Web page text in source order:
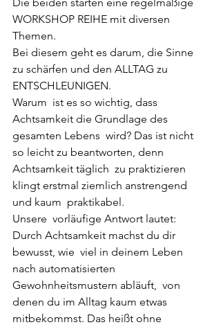
WORKSHOP REIHE mit diversen
Themen.
Bei diesem geht es darum, die Sinne
zu schärfen und den ALLTAG zu
ENTSCHLEUNIGEN.
Warum  ist es so wichtig, dass
Achtsamkeit die Grundlage des
gesamten Lebens  wird? Das ist nicht
so leicht zu beantworten, denn
Achtsamkeit täglich  zu praktizieren
klingt erstmal ziemlich anstrengend
und kaum  praktikabel.
Unsere  vorläufige Antwort lautet:
Durch Achtsamkeit machst du dir
bewusst, wie  viel in deinem Leben
nach automatisierten
Gewohnheitsmustern abläuft,  von
denen du im Alltag kaum etwas
mitbekommst. Das heißt ohne